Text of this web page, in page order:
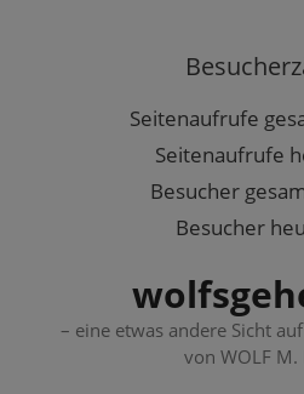
Seitenaufrufe
Seitenaufrufe
Besucher
Besucher
– eine etwas andere Sicht
von WOLF M.